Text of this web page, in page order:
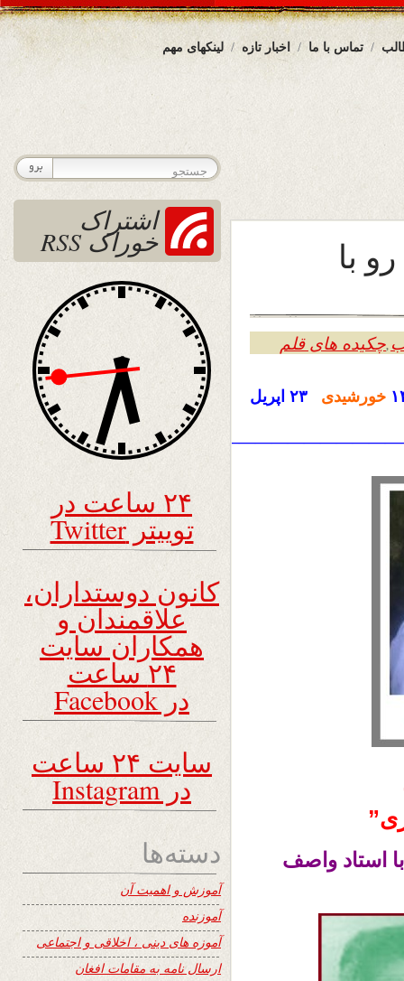
لینکهای مهم اخبار تازه تماس با ما
با
,چکیده های قلم
خورشیدی
استاد واصف
اشتراک
خوراک RSS
۲۴ ساعت در
توییتر Twitter
کانون دوستداران،
علاقمندان و
همکاران سایت
۲۴ ساعت
در Facebook
سایت ۲۴ ساعت
در Instagram
دسته‌ها
آموزش و اهمیت آن
آموزنده
آموزه های دینی ، اخلاقی و اجتماعی
ارسال نامه به مقامات افغان